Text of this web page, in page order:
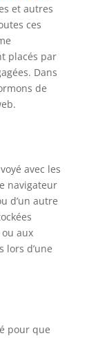
et autres
ces
placés par
Dans
de
avec les
navigateur
d’un autre
aux
lors d’une
pour que